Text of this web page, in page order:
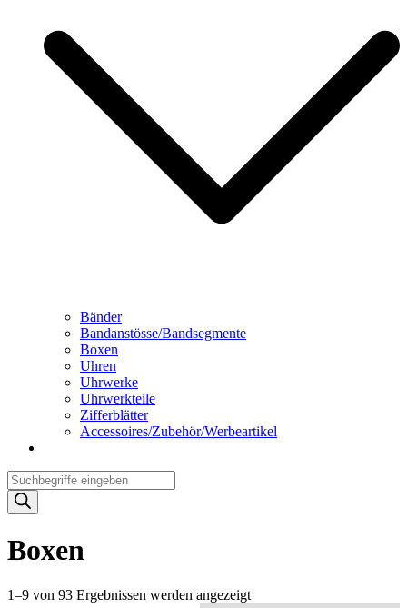
Bänder
Bandanstösse/Bandsegmente
Boxen
Uhren
Uhrwerke
Uhrwerkteile
Zifferblätter
Accessoires/Zubehör/Werbeartikel
Products
search
Boxen
1–9 von 93 Ergebnissen werden angezeigt